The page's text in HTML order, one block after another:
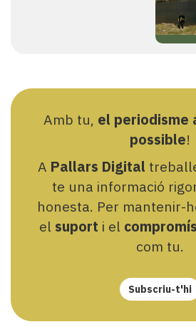
Amb tu, el periodisme
possible!
A Pallars Digital
te una informació
honesta. Per mantenir-
el suport i el compromís
com tu.
Subscriu-t'hi